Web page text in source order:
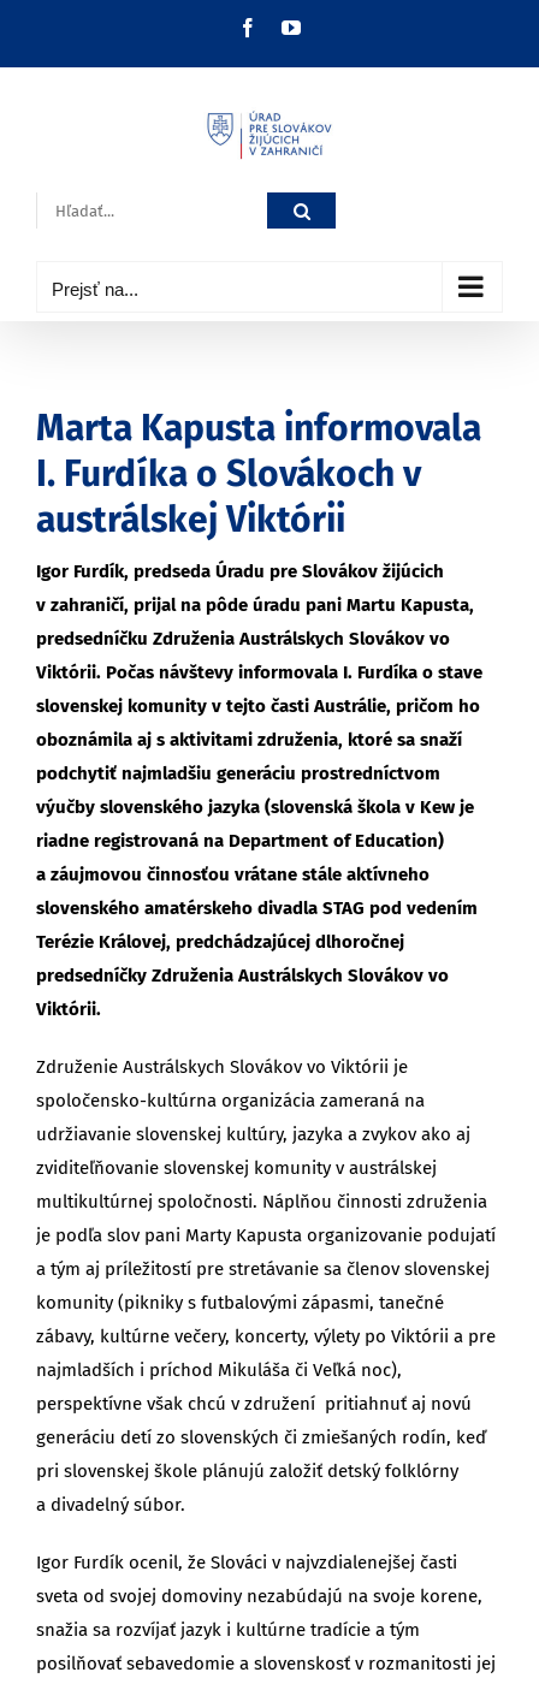
FacebookYouTube
Hľadať:
Prejsť na...
Marta Kapusta informovala
I. Furdíka o Slovákoch v
austrálskej Viktórii
Igor Furdík, predseda Úradu pre Slovákov žijúcich
v zahraničí, prijal na pôde úradu pani Martu Kapusta,
predsedníčku Združenia Austrálskych Slovákov vo
Viktórii. Počas návštevy informovala I. Furdíka o stave
slovenskej komunity v tejto časti Austrálie, pričom ho
oboznámila aj s aktivitami združenia, ktoré sa snaží
podchytiť najmladšiu generáciu prostredníctvom
výučby slovenského jazyka (slovenská škola v Kew je
riadne registrovaná na Department of Education)
a záujmovou činnosťou vrátane stále aktívneho
slovenského amatérskeho divadla STAG pod vedením
Terézie Královej, predchádzajúcej dlhoročnej
predsedníčky Združenia Austrálskych Slovákov vo
Viktórii.
Združenie Austrálskych Slovákov vo Viktórii je
spoločensko-kultúrna organizácia zameraná na
udržiavanie slovenskej kultúry, jazyka a zvykov ako aj
zviditeľňovanie slovenskej komunity v austrálskej
multikultúrnej spoločnosti. Náplňou činnosti združenia
je podľa slov pani Marty Kapusta organizovanie podujatí
a tým aj príležitostí pre stretávanie sa členov slovenskej
komunity (pikniky s futbalovými zápasmi, tanečné
zábavy, kultúrne večery, koncerty, výlety po Viktórii a pre
najmladších i príchod Mikuláša či Veľká noc),
perspektívne však chcú v združení pritiahnuť aj novú
generáciu detí zo slovenských či zmiešaných rodín, keď
pri slovenskej škole plánujú založiť detský folklórny
a divadelný súbor.
Igor Furdík ocenil, že Slováci v najvzdialenejšej časti
sveta od svojej domoviny nezabúdajú na svoje korene,
snažia sa rozvíjať jazyk i kultúrne tradície a tým
posilňovať sebavedomie a slovenskosť v rozmanitosti jej